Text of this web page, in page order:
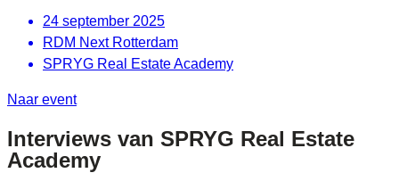
24 september 2025
RDM Next Rotterdam
SPRYG Real Estate Academy
Naar event
Interviews van SPRYG Real Estate
Academy